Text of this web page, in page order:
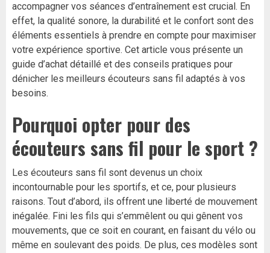
accompagner vos séances d’entraînement est crucial. En
effet, la qualité sonore, la durabilité et le confort sont des
éléments essentiels à prendre en compte pour maximiser
votre expérience sportive. Cet article vous présente un
guide d’achat détaillé et des conseils pratiques pour
dénicher les meilleurs écouteurs sans fil adaptés à vos
besoins.
Pourquoi opter pour des
écouteurs sans fil pour le sport ?
Les écouteurs sans fil sont devenus un choix
incontournable pour les sportifs, et ce, pour plusieurs
raisons. Tout d’abord, ils offrent une liberté de mouvement
inégalée. Fini les fils qui s’emmêlent ou qui gênent vos
mouvements, que ce soit en courant, en faisant du vélo ou
même en soulevant des poids. De plus, ces modèles sont